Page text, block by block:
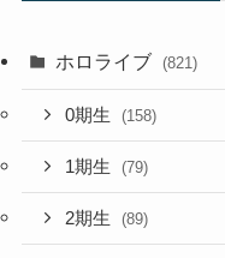
ホロライブ (821)
0期生 (158)
1期生 (79)
2期生 (89)